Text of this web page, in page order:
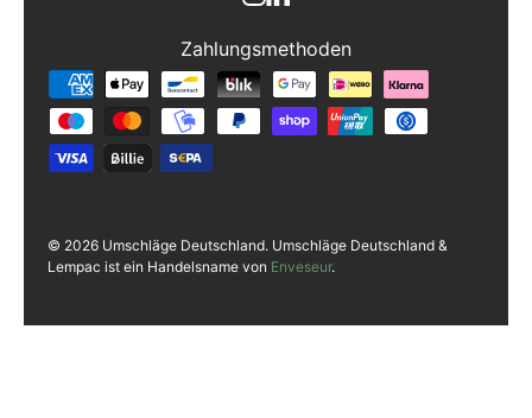
Zahlungsmethoden
Zahlungsmethoden
© 2026 Umschläge Deutschland. Umschläge Deutschland &
Lempac ist ein Handelsname von Enveseur.